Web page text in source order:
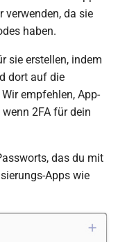
verwenden, da sie
haben.
sie erstellen, indem
dort auf die
empfehlen, App-
2FA für dein
das du mit
Apps wie